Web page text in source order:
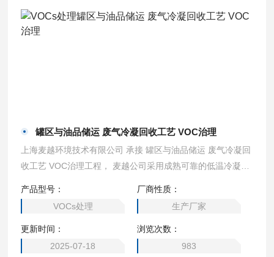
罐区与油品储运 废气冷凝回收工艺 VOC治理
上海麦越环境技术有限公司 承接 罐区与油品储运 废气冷凝回
收工艺 VOC治理工程， 麦越公司采用成熟可靠的低温冷凝回
气， 具有回收效果好，尾气全达标排放，运行成本低，经济
效益好等优势。
产品型号：
VOCs处理
厂商性质：
生产厂家
更新时间：
2025-07-18
浏览次数：
983